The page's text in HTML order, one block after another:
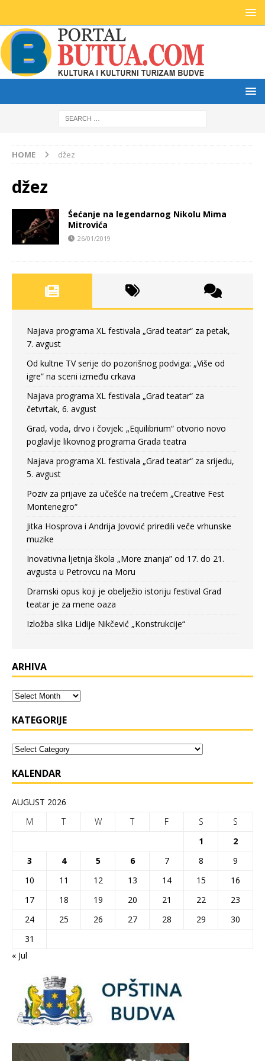
HOME džez
džez
Śećanje na legendarnog Nikolu Mima
Mitrovića
26/01/2019
Najava programa XL festivala „Grad teatar“ za petak,
7. avgust
Od kultne TV serije do pozorišnog podviga: „Više od
igre” na sceni između crkava
Najava programa XL festivala „Grad teatar“ za
četvrtak, 6. avgust
Grad, voda, drvo i čovjek: „Equilibrium“ otvorio novo
poglavlje likovnog programa Grada teatra
Najava programa XL festivala „Grad teatar“ za srijedu,
5. avgust
Poziv za prijave za učešće na trećem „Creative Fest
Montenegro“
Jitka Hosprova i Andrija Jovović priredili veče vrhunske
muzike
Inovativna ljetnja škola „More znanja” od 17. do 21.
avgusta u Petrovcu na Moru
Dramski opus koji je obelježio istoriju festival Grad
teatar je za mene oaza
Izložba slika Lidije Nikčević „Konstrukcije“
ARHIVA
KATEGORIJE
KALENDAR
AUGUST 2026
M
T W T F S
S
1
2
3
4 5 6 7 8
9
10
11 12 13 14 15
16
17
18 19 20 21 22
23
24
25 26 27 28 29
30
31
« Jul